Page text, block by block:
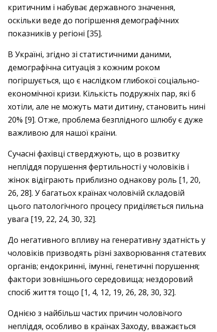
критичним і набуває державного значення,
оскільки веде до погіршення демографічних
показників у регіоні [35].
В Україні, згідно зі статистичними даними,
демографічна ситуація з кожним роком
погіршується, що є наслідком глибокої соціально-
економічної кризи. Кількість подружніх пар, які б
хотіли, але не можуть мати дитину, становить нині
20% [9]. Отже, проблема безплідного шлюбу є дуже
важливою для нашої країни.
Сучасні фахівці стверджують, що в розвитку
непліддя порушення фертильності у чоловіків і
жінок відіграють приблизно однакову роль [1, 20,
26, 28]. У багатьох країнах чоловічій складовій
цього патологічного процесу приділяється пильна
увага [19, 22, 24, 30, 32].
До негативного впливу на генеративну здатність у
чоловіків призводять різні захворювання статевих
органів; ендокринні, імунні, генетичні порушення;
фактори зов­нішнього середовища; нездоровий
спосіб життя тощо [1, 4, 12, 19, 26, 28, 30, 32].
Однією з найбільш частих причин чоловічого
непліддя, особливо в країнах Заходу, вважається